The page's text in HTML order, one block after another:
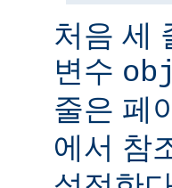
처음 세
변수
줄은 페
에서 참